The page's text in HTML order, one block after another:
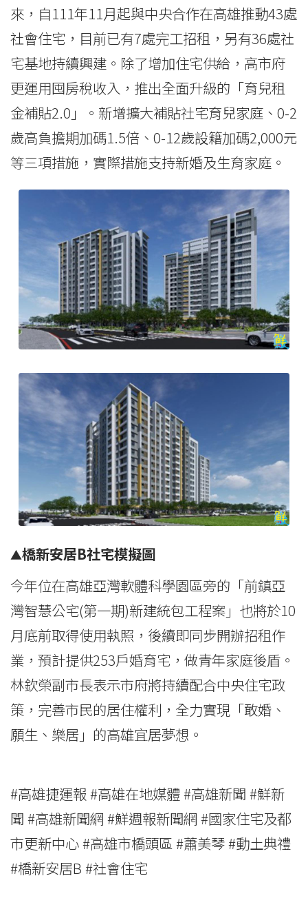
來，自111年11月起與中央合作在高雄推動43處
社會住宅，目前已有7處完工招租，另有36處社
宅基地持續興建。除了增加住宅供給，高市府
更運用囤房稅收入，推出全面升級的「育兒租
金補貼2.0」。新增擴大補貼社宅育兒家庭、0-2
歲高負擔期加碼1.5倍、0-12歲設籍加碼2,000元
等三項措施，實際措施支持新婚及生育家庭。
▲橋新安居B社宅模擬圖
今年位在高雄亞灣軟體科學園區旁的「前鎮亞
灣智慧公宅(第一期)新建統包工程案」也將於10
月底前取得使用執照，後續即同步開辦招租作
業，預計提供253戶婚育宅，做青年家庭後盾。
林欽榮副市長表示市府將持續配合中央住宅政
策，完善市民的居住權利，全力實現「敢婚、
願生、樂居」的高雄宜居夢想。
#高雄捷運報 #高雄在地媒體 #高雄新聞 #鮮新
聞 #高雄新聞網 #鮮週報新聞網 #國家住宅及都
市更新中心 #高雄市橋頭區 #蕭美琴 #動土典禮
#橋新安居B #社會住宅